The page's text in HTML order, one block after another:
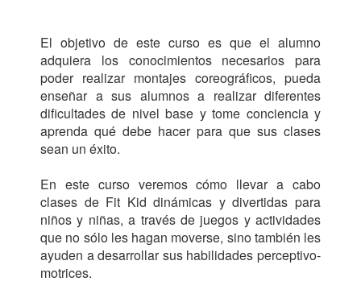
El objetivo de este curso es que el alumno
adquiera los conocimientos necesarios para
poder realizar montajes coreográficos, pueda
enseñar a sus alumnos a realizar diferentes
dificultades de nivel base y tome conciencia y
aprenda qué debe hacer para que sus clases
sean un éxito.
En este curso veremos cómo llevar a cabo
clases de Fit Kid dinámicas y divertidas para
niños y niñas, a través de juegos y actividades
que no sólo les hagan moverse, sino también les
ayuden a desarrollar sus habilidades perceptivo-
motrices.